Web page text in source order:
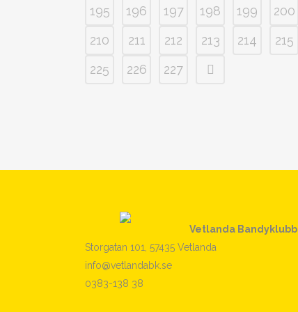
195 196 197 198 199 200
210
211 212 213 214 215
225
226 227
Vetlanda Bandyklubb
Storgatan 101, 57435 Vetlanda
info@vetlandabk.se
0383-138 38